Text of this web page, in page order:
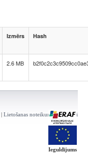
Izmērs Hash
2.6 MB
| Lietošanas noteikumi | Kontakti
Ieguldījums